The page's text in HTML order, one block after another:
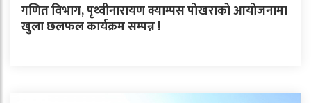
गणित विभाग, पृथ्वीनारायण क्याम्पस पोखराको आयोजनामा
खुला छलफल कार्यक्रम सम्पन्न !